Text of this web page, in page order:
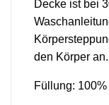
Decke ist bei
den Körper an.
Füllung: